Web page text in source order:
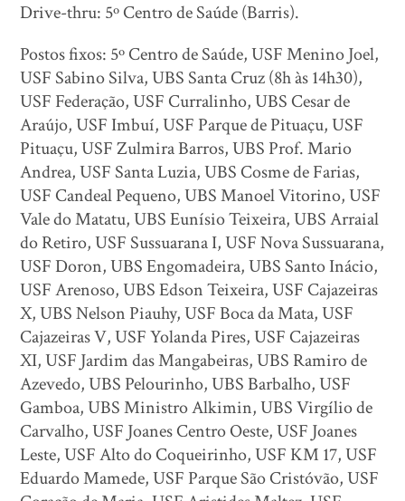
Drive-thru: 5º Centro de Saúde (Barris).
Postos fixos: 5º Centro de Saúde, USF Menino Joel,
USF Sabino Silva, UBS Santa Cruz (8h às 14h30),
USF Federação, USF Curralinho, UBS Cesar de
Araújo, USF Imbuí, USF Parque de Pituaçu, USF
Pituaçu, USF Zulmira Barros, UBS Prof. Mario
Andrea, USF Santa Luzia, UBS Cosme de Farias,
USF Candeal Pequeno, UBS Manoel Vitorino, USF
Vale do Matatu, UBS Eunísio Teixeira, UBS Arraial
do Retiro, USF Sussuarana I, USF Nova Sussuarana,
USF Doron, UBS Engomadeira, UBS Santo Inácio,
USF Arenoso, UBS Edson Teixeira, USF Cajazeiras
X, UBS Nelson Piauhy, USF Boca da Mata, USF
Cajazeiras V, USF Yolanda Pires, USF Cajazeiras
XI, USF Jardim das Mangabeiras, UBS Ramiro de
Azevedo, UBS Pelourinho, UBS Barbalho, USF
Gamboa, UBS Ministro Alkimin, UBS Virgílio de
Carvalho, USF Joanes Centro Oeste, USF Joanes
Leste, USF Alto do Coqueirinho, USF KM 17, USF
Eduardo Mamede, USF Parque São Cristóvão, USF